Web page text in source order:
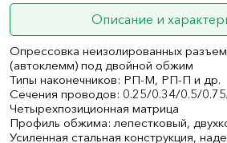
Описание и
Опрессовка неизолированных
(автоклемм) под двойной обжим
Типы наконечников: РП-М, РП-П и др.
Сечения проводов: 0.25/0.34/0.5/
Четырехпозиционная матрица
Профиль обжима: лепестковый,
Усиленная стальная конструкция,